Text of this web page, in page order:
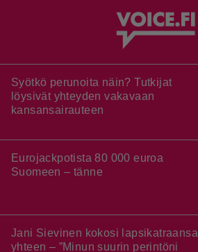
Syötkö perunoita näin? Tutkijat
löysivät yhteyden vakavaan
kansansairauteen
Eurojackpotista 80 000 euroa
Suomeen – tänne
Jani Sievinen kokosi lapsikatraansa
yhteen – ”Minun suurin perintöni